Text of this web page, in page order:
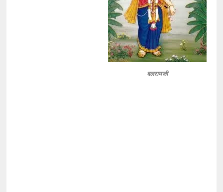
बलरामजी